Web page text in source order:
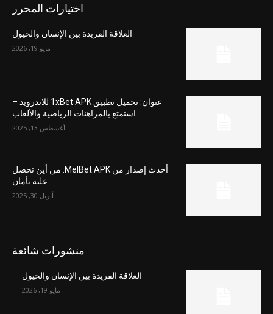
اختيارات المحرر
العلاقة الفريدة بين الإنسان والخيول
مايو 19, 2026
عنوان: تحميل تطبيق 1xBet APK للاندرويد –
استمتع بالمراهنات الرياضية والألعاب
أغسطس 13, 2025
أحدث إصدار من MelBet APK: من أين تحصل
عليه بأمان
أبريل 30, 2025
منشورات شائعة
العلاقة الفريدة بين الإنسان والخيول
مايو 19, 2026